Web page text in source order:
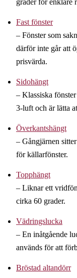
Fast fönster
– Fönster som
därför inte går att
prisvärda.
Sidohängt
– Klassiska
3-luft och är lätta
Överkantshängt
– Gångjärnen
för källarfönster.
Topphängt
– Liknar ett
cirka 60 grader.
Vädringslucka
– En inåtgående
används för att
Bröstad altandörr